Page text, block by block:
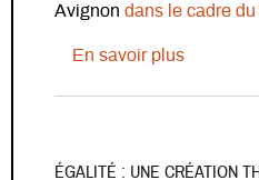
Avignon dans le cadre
En savoir plussur
ÉGALITÉ : UNE CRÉATION